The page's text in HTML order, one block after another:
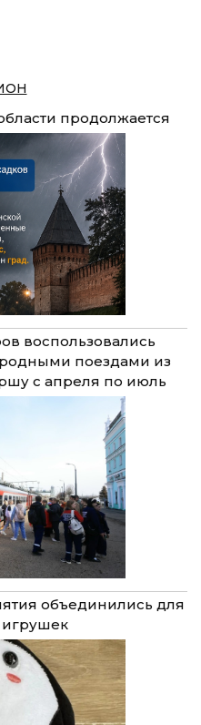
продолжается
воспользовались
поездами из
с апреля по июль
объединились для
игрушек